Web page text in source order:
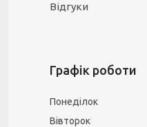
Відгуки
Графік роботи
Понеділок
Вівторок